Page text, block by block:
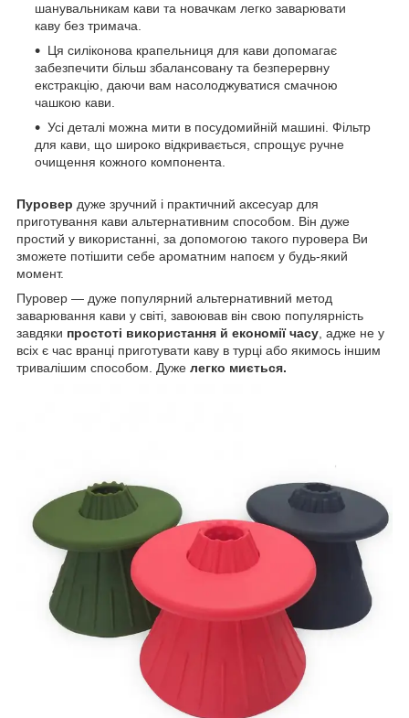
шанувальникам кави та новачкам легко заварювати
каву без тримача.
Ця силіконова крапельниця для кави допомагає
забезпечити більш збалансовану та безперервну
екстракцію, даючи вам насолоджуватися смачною
чашкою кави.
Усі деталі можна мити в посудомийній машині. Фільтр
для кави, що широко відкривається, спрощує ручне
очищення кожного компонента.
Пуровер дуже зручний і практичний аксесуар для
приготування кави альтернативним способом. Він дуже
простий у використанні, за допомогою такого пуровера Ви
зможете потішити себе ароматним напоєм у будь-який
момент.
Пуровер — дуже популярний альтернативний метод
заварювання кави у світі, завоював він свою популярність
завдяки простоті використання й економії часу, адже не у
всіх є час вранці приготувати каву в турці або якимось іншим
тривалішим способом. Дуже легко миється.